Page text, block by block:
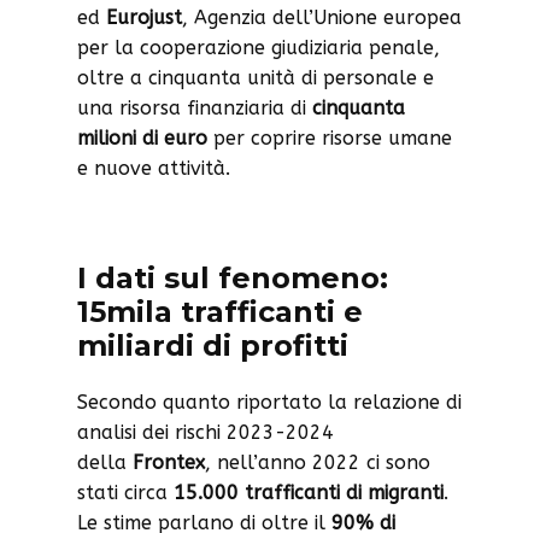
ed Eurojust, Agenzia dell’Unione europea
per la cooperazione giudiziaria penale,
oltre a cinquanta unità di personale e
una risorsa finanziaria di cinquanta
milioni di euro per coprire risorse umane
e nuove attività.
I dati sul fenomeno:
15mila trafficanti e
miliardi di profitti
Secondo quanto riportato la relazione di
analisi dei rischi 2023-2024
della Frontex, nell’anno 2022 ci sono
stati circa 15.000 trafficanti di migranti.
Le stime parlano di oltre il 90% di